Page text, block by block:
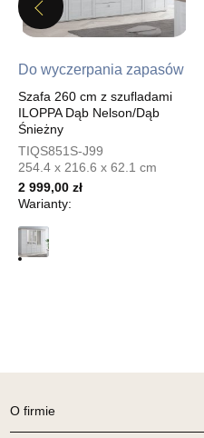
Pn-Pt: 10:00-18:00, Sb:
Najniższa cena
SALON MEBLOWY
Salon meblowy
66-600 KROSNO
Nr tel.
Najniższa cena
Previous
Do wyczerpania zapasów
Szafa 260 cm z szufladami
ILOPPA Dąb Nelson/Dąb
Śnieżny
TIQS851S-J99
254.4 x 216.6 x 62.1 cm
2 999,00 zł
Warianty:
O firmie